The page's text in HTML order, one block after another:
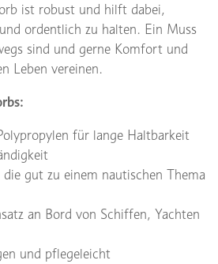
ist robust und hilft dabei,
ordentlich zu halten. Ein Muss
sind und gerne Komfort und
Leben vereinen.
für lange Haltbarkeit
die gut zu einem nautischen Thema
an Bord von Schiffen, Yachten
und pflegeleicht